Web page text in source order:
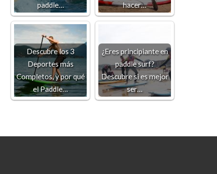
paddle…
hacer…
Descubre los 3
Deportes más
Completos, y por qué
el Paddle…
¿Eres principiante en
paddle surf?
Descubre si es mejor
ser…